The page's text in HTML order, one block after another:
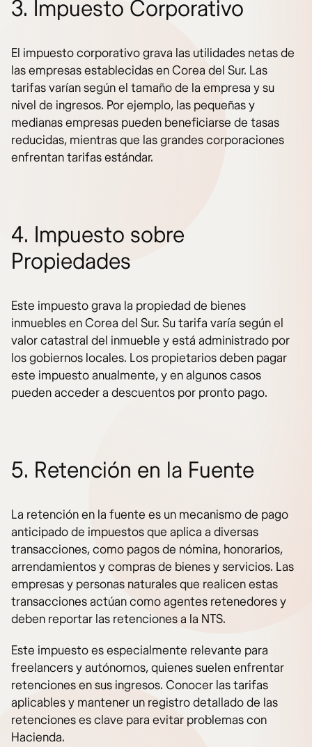
3. Impuesto Corporativo
El impuesto corporativo grava las utilidades netas de
las empresas establecidas en Corea del Sur. Las
tarifas varían según el tamaño de la empresa y su
nivel de ingresos. Por ejemplo, las pequeñas y
medianas empresas pueden beneficiarse de tasas
reducidas, mientras que las grandes corporaciones
enfrentan tarifas estándar.
4. Impuesto sobre
Propiedades
Este impuesto grava la propiedad de bienes
inmuebles en Corea del Sur. Su tarifa varía según el
valor catastral del inmueble y está administrado por
los gobiernos locales. Los propietarios deben pagar
este impuesto anualmente, y en algunos casos
pueden acceder a descuentos por pronto pago.
5. Retención en la Fuente
La retención en la fuente es un mecanismo de pago
anticipado de impuestos que aplica a diversas
transacciones, como pagos de nómina, honorarios,
arrendamientos y compras de bienes y servicios. Las
empresas y personas naturales que realicen estas
transacciones actúan como agentes retenedores y
deben reportar las retenciones a la NTS.
Este impuesto es especialmente relevante para
freelancers y autónomos, quienes suelen enfrentar
retenciones en sus ingresos. Conocer las tarifas
aplicables y mantener un registro detallado de las
retenciones es clave para evitar problemas con
Hacienda.